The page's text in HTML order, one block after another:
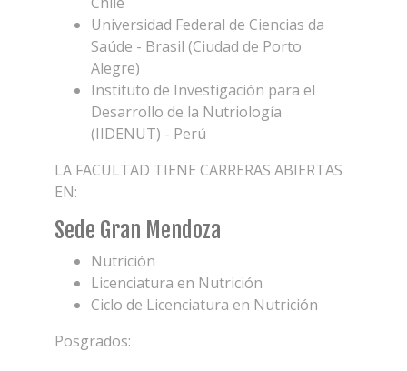
Universidad Federal de Ciencias da
Saúde - Brasil (Ciudad de Porto
Alegre)
Instituto de Investigación para el
Desarrollo de la Nutriología
(IIDENUT) - Perú
LA FACULTAD TIENE CARRERAS ABIERTAS
EN:
Sede Gran Mendoza
Nutrición
Licenciatura en Nutrición
Ciclo de Licenciatura en Nutrición
Posgrados: